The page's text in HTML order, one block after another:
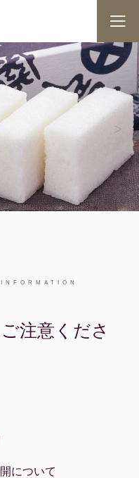
>
INFORMATION
注意くださ
について